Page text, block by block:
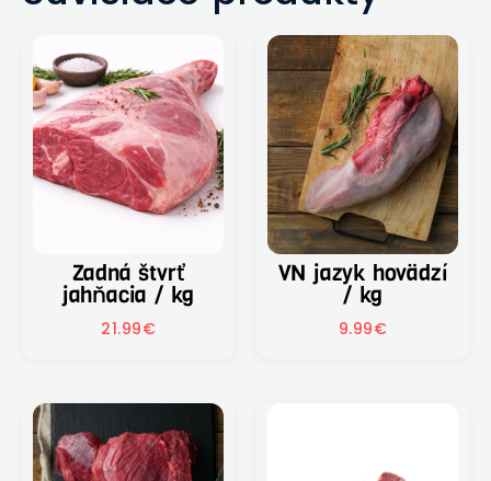
Zadná štvrť
jahňacia / kg
21.99€
VN jazyk hovädzí
/ kg
9.99€